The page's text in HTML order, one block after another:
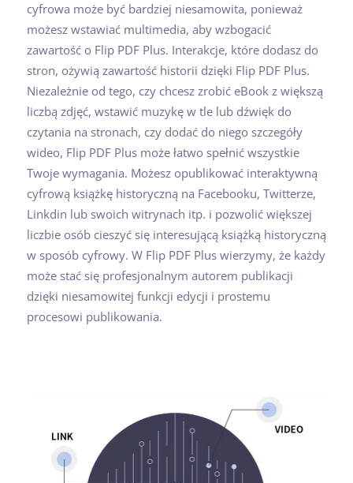
cyfrowa może być bardziej niesamowita, ponieważ
możesz wstawiać multimedia, aby wzbogacić
zawartość o Flip PDF Plus. Interakcje, które dodasz do
stron, ożywią zawartość historii dzięki Flip PDF Plus.
Niezależnie od tego, czy chcesz zrobić eBook z większą
liczbą zdjęć, wstawić muzykę w tle lub dźwięk do
czytania na stronach, czy dodać do niego szczegóły
wideo, Flip PDF Plus może łatwo spełnić wszystkie
Twoje wymagania. Możesz opublikować interaktywną
cyfrową książkę historyczną na Facebooku, Twitterze,
Linkdin lub swoich witrynach itp. i pozwolić większej
liczbie osób cieszyć się interesującą książką historyczną
w sposób cyfrowy. W Flip PDF Plus wierzymy, że każdy
może stać się profesjonalnym autorem publikacji
dzięki niesamowitej funkcji edycji i prostemu
procesowi publikowania.